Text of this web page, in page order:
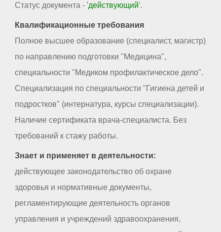
Статус документа - 'действующий'.
Квалификационные требования
Полное высшее образование (специалист, магистр)
по направлению подготовки "Медицина",
специальности "Медиком профилактическое дело".
Специализация по специальности "Гигиена детей и
подростков" (интернатура, курсы специализации).
Наличие сертификата врача-специалиста. Без
требований к стажу работы.
Знает и применяет в деятельности:
действующее законодательство об охране
здоровья и нормативные документы,
регламентирующие деятельность органов
управления и учреждений здравоохранения,